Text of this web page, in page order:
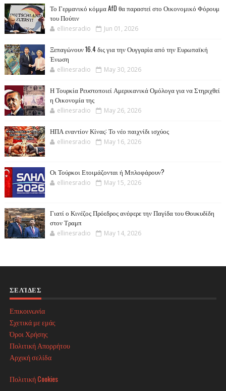
Το Γερμανικό κόμμα AfD θα παραστεί στο Οικονομικό Φόρουμ
του Πούτιν
ellinesradio Jun 01, 2026
Ξεπαγώνουν 16.4 δις για την Ουγγαρία από την Ευρωπαϊκή
Ένωση
ellinesradio May 30, 2026
Η Τουρκία Ρευστοποιεί Αμερικανικά Ομόλογα για να Στηριχθεί
η Οικονομία της
ellinesradio May 26, 2026
ΗΠΑ εναντίον Κίνας: Το νέο παιχνίδι ισχύος
ellinesradio May 16, 2026
Οι Τούρκοι Ετοιμάζονται ή Μπλοφάρουν?
ellinesradio May 15, 2026
Γιατί ο Κινέζος Πρόεδρος ανέφερε την Παγίδα του Θουκυδίδη
στον Τραμπ
ellinesradio May 14, 2026
ΣΕΛΊΔΕΣ
Επικοινωνία
Σχετικά με εμάς
Όροι Χρήσης
Πολιτική Απορρήτου
Αρχική σελίδα
Πολιτική Cookies